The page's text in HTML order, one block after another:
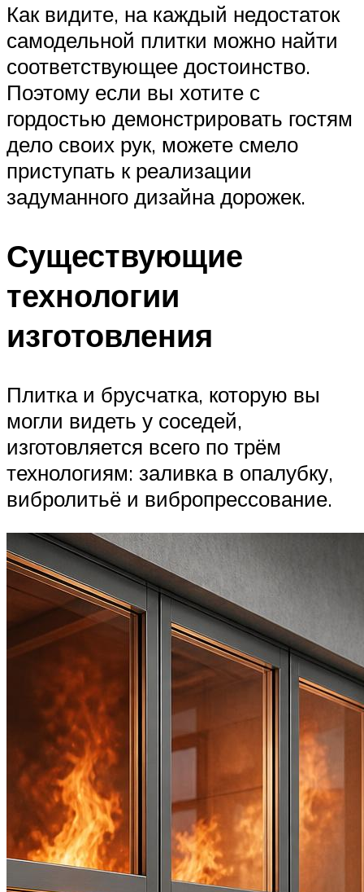
Как видите, на каждый недостаток
самодельной плитки можно найти
соответствующее достоинство.
Поэтому если вы хотите с
гордостью демонстрировать гостям
дело своих рук, можете смело
приступать к реализации
задуманного дизайна дорожек.
Существующие
технологии
изготовления
Плитка и брусчатка, которую вы
могли видеть у соседей,
изготовляется всего по трём
технологиям: заливка в опалубку,
вибролитьё и вибропрессование.